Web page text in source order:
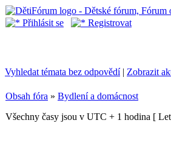
Přihlásit se Registrovat
Vyhledat témata bez odpovědí| Zobrazit
Obsah fóra » Bydlení a domácnost
Všechny časy jsou v UTC + 1 hodina [